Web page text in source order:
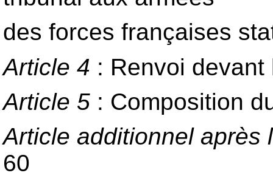
des forces françaises
Article 4 : Renvoi
Article 5 : Composition
Article additionnel après
60